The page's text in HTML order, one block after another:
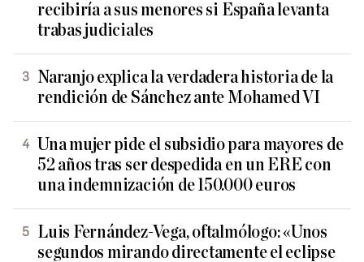
recibiría a sus menores si España levanta
trabas judiciales
Naranjo explica la verdadera historia de la
rendición de Sánchez ante Mohamed VI
Una mujer pide el subsidio para mayores de
52 años tras ser despedida en un ERE con
una indemnización de 150.000 euros
Luis Fernández-Vega, oftalmólogo: «Unos
segundos mirando directamente el eclipse